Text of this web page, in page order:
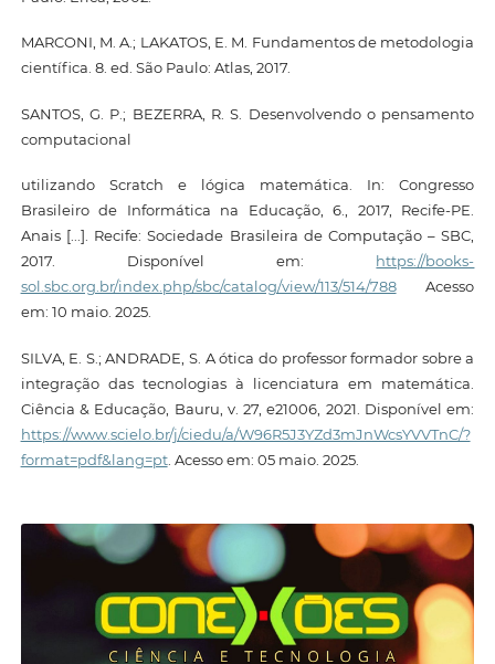
MARCONI, M. A.; LAKATOS, E. M. Fundamentos de metodologia
científica. 8. ed. São Paulo: Atlas, 2017.
SANTOS, G. P.; BEZERRA, R. S. Desenvolvendo o pensamento
computacional
utilizando Scratch e lógica matemática. In: Congresso
Brasileiro de Informática na Educação, 6., 2017, Recife-PE.
Anais [...]. Recife: Sociedade Brasileira de Computação – SBC,
2017. Disponível em: https://books-
sol.sbc.org.br/index.php/sbc/catalog/view/113/514/788Acesso
em: 10 maio. 2025.
SILVA, E. S.; ANDRADE, S. A ótica do professor formador sobre a
integração das tecnologias à licenciatura em matemática.
Ciência & Educação, Bauru, v. 27, e21006, 2021. Disponível em:
https://www.scielo.br/j/ciedu/a/W96R5J3YZd3mJnWcsYVVTnC/?
format=pdf&lang=pt. Acesso em: 05 maio. 2025.